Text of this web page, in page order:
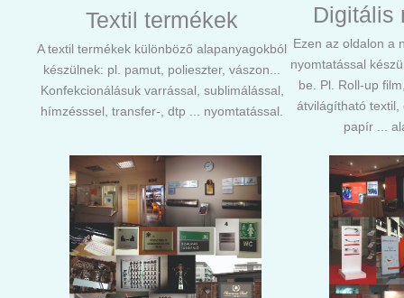
Textil termékek
A textil termékek különböző alapanyagokból
készülnek: pl. pamut, polieszter, vászon...
Konfekcionálásuk varrással, sublimálással,
hímzésssel, transfer-, dtp ... nyomtatással.
Digitális
Ezen az oldalon a
nyomtatással
be. Pl. Roll-up
átvilágítható textil,
papír ...